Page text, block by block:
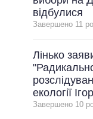
відбулися
Завершено 11
Лінько
екології
Завершено 10